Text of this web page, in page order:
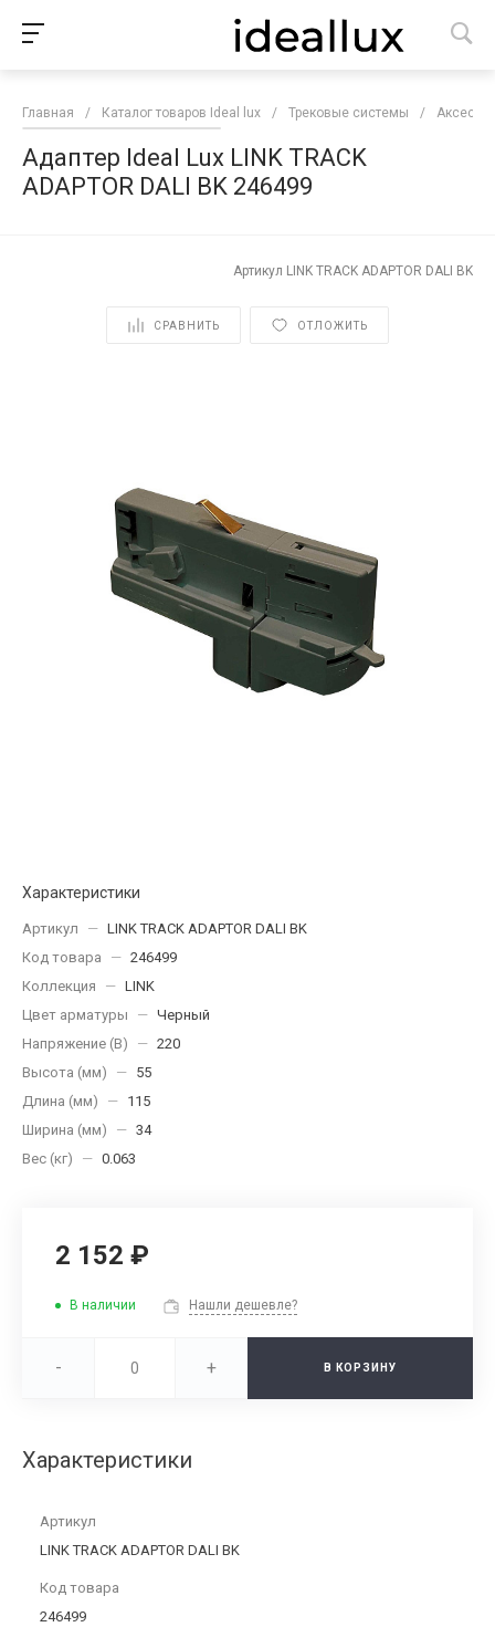
Главная / Каталог товаров Ideal lux / Трековые системы /
Адаптер Ideal Lux LINK TRACK
ADAPTOR DALI BK 246499
Артикул LINK TRACK ADAPTOR DALI BK
СРАВНИТЬ ОТЛОЖИТЬ
Характеристики
Артикул — LINK TRACK ADAPTOR DALI BK
Код товара
— 246499
Коллекция
— LINK
Цвет арматуры
— Черный
Напряжение (В)
— 220
Высота (мм)
— 55
Длина (мм)
— 115
Ширина (мм)
— 34
Вес (кг)
— 0.063
2 152 ₽
В наличии Нашли дешевле?
- + В КОРЗИНУ
Характеристики
Артикул
LINK TRACK ADAPTOR DALI BK
Код товара
246499